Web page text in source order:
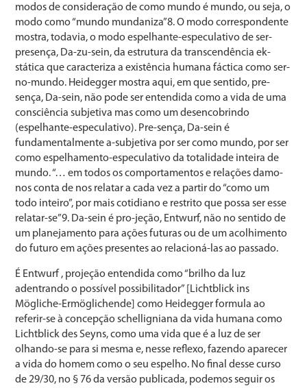
modos de consideração de como mundo é mundo, ou seja, o
modo como “mundo mundaniza”8. O modo correspondente
mostra, todavia, o modo espelhante-especulativo de ser-
presença, Da-zu-sein, da estrutura da transcendência ek-
stática que caracteriza a existência humana fáctica como ser-
no-mundo. Heidegger mostra aqui, em que sentido, pre-
sença, Da-sein, não pode ser entendida como a vida de uma
consciência subjetiva mas como um desencobrindo
(espelhante-especulativo). Pre-sença, Da-sein é
fundamentalmente a-subjetiva por ser como mundo, por ser
como espelhamento-especulativo da totalidade inteira de
mundo. “… em todos os comportamentos e relações damo-
nos conta de nos relatar a cada vez a partir do “como um
todo inteiro”, por mais cotidiano e restrito que possa ser esse
relatar-se”9. Da-sein é pro-jeção, Entwurf, não no sentido de
um planejamento para ações futuras ou de um acolhimento
do futuro em ações presentes ao relacioná-las ao passado.
É Entwurf , projeção entendida como “brilho da luz
adentrando o possível possibilitador” [Lichtblick ins
Mögliche-Ermöglichende] como Heidegger formula ao
referir-se à concepção schelligniana da vida humana como
Lichtblick des Seyns, como uma vida que é a luz de ser
olhando-se para si mesma e, nesse reflexo, fazendo aparecer
a vida do homem como o seu espelho. No final desse curso
de 29/30, no § 76 da versão publicada, podemos seguir os